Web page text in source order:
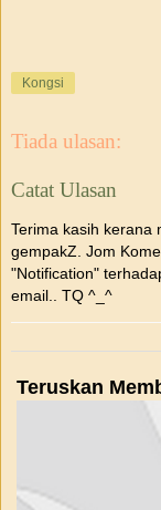
Kongsi
Tiada ulasan:
Catat Ulasan
Terima kasih kerana
gempakZ. Jom
"Notification"
email.. TQ ^_^
Teruskan